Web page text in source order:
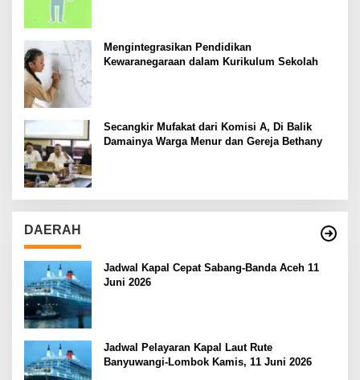
Mengintegrasikan Pendidikan
Kewaranegaraan dalam Kurikulum Sekolah
Secangkir Mufakat dari Komisi A, Di Balik
Damainya Warga Menur dan Gereja Bethany
DAERAH
Jadwal Kapal Cepat Sabang-Banda Aceh 11
Juni 2026
Jadwal Pelayaran Kapal Laut Rute
Banyuwangi-Lombok Kamis, 11 Juni 2026